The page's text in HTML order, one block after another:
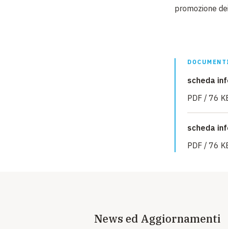
promozione
scheda
PDF / 76
scheda
PDF / 76
News ed Aggiornamenti